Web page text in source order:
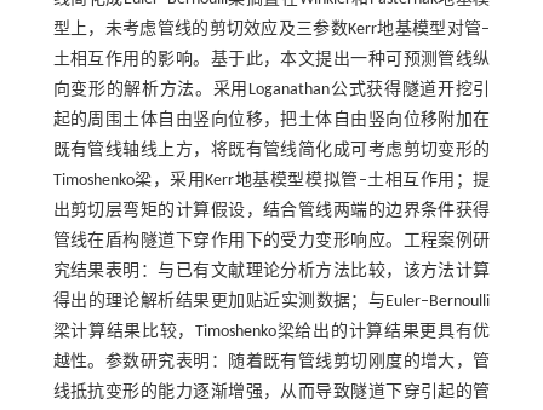
型上，未考虑管线的剪切效应及三参数Kerr地基模型对管–
土相互作用的影响。基于此，本文提出一种可预测管线纵
向变形的解析方法。采用Loganathan公式获得隧道开挖引
起的周围土体自由竖向位移，把土体自由竖向位移附加在
既有管线轴线上方，将既有管线简化成可考虑剪切变形的
Timoshenko梁，采用Kerr地基模型模拟管–土相互作用；提
出剪切层弯矩的计算假设，结合管线两端的边界条件获得
管线在盾构隧道下穿作用下的受力变形响应。工程案例研
究结果表明：与已有文献理论分析方法比较，该方法计算
得出的理论解析结果更加贴近实测数据；与Euler–Bernoulli
梁计算结果比较，Timoshenko梁给出的计算结果更具有优
越性。参数研究表明：随着既有管线剪切刚度的增大，管
线抵抗变形的能力逐渐增强，从而导致隧道下穿引起的管